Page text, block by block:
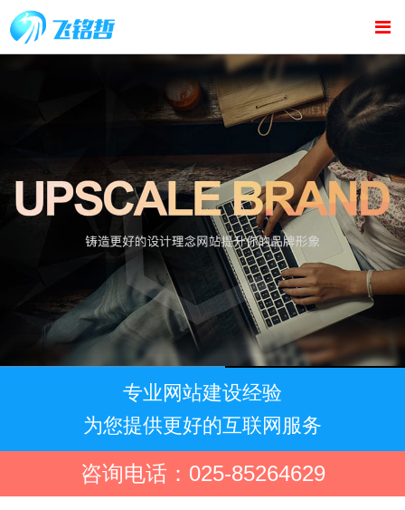
专业网站建设经验
为您提供更好的互联网服务
咨询电话：025-85264629